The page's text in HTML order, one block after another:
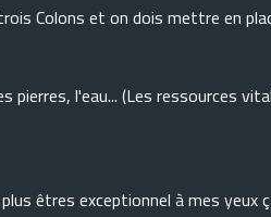
Colons et on dois mettre en
l'eau... (Les ressources
êtres exceptionnel à mes yeux